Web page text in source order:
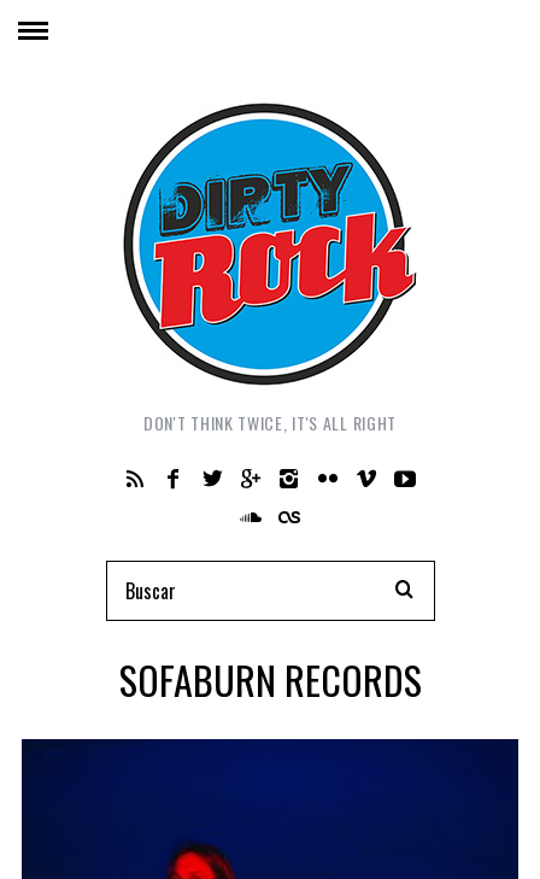
DON'T THINK TWICE, IT'S ALL RIGHT
SOFABURN RECORDS